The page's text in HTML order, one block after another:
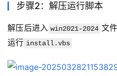
步骤2：解压运行脚本
解压后进入 win2021-2024 文
运行 install.vbs